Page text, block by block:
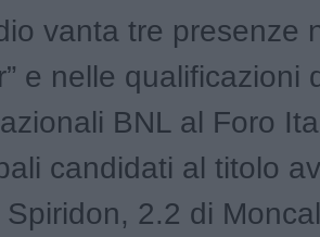
vanta tre presenze
e nelle qualificazioni
BNL al Foro
candidati al titolo
Spiridon, 2.2 di